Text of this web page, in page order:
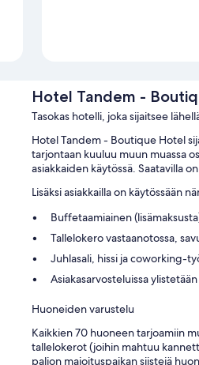
Hotel Tandem -
Tasokas hotelli, joka sijaitsee
Hotel Tandem - Boutique Hotel
tarjontaan kuuluu muun muassa
asiakkaiden käytössä. Saatavilla
Lisäksi asiakkailla on käytössään
Buffetaamiainen
Tallelokero vastaanotossa,
Juhlasali, hissi ja coworking-
Asiakasarvosteluissa
Huoneiden varustelu
Kaikkien 70 huoneen tarjoamiin
tallelokerot (joihin mahtuu
paljon majoituspaikan siistejä